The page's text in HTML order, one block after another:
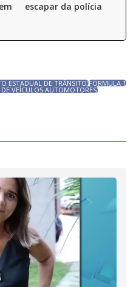
escapar da polícia
ESTADUAL DE TRÂNSITO)FÓRMULA 1
VEÍCULOS AUTOMOTORES)